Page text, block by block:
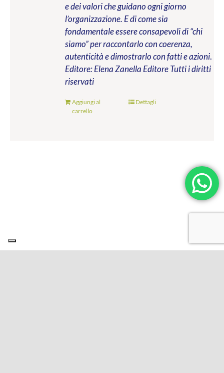
e dei valori che guidano ogni giorno
l’organizzazione. E di come sia
fondamentale essere consapevoli di “chi
siamo” per raccontarlo con coerenza,
autenticità e dimostrarlo con fatti e azioni.
Editore: Elena Zanella EditoreTutti i diritti
riservati
Aggiungi al
carrello
Dettagli